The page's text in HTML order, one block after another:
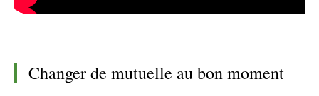
Changer de mutuelle au bon moment